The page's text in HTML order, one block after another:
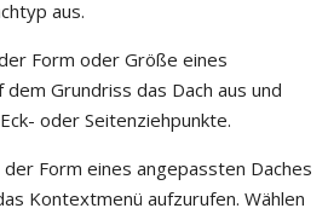
aus.
Form oder Größe eines
Grundriss das Dach aus und
oder Seitenziehpunkte.
der Form eines angepassten Daches
Kontextmenü aufzurufen. Wählen